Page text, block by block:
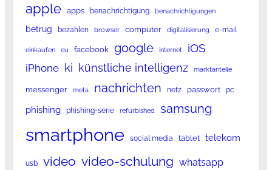
apple apps benachrichtigung benachrichtigungen
betrug bezahlen browser computer digitalisierung e-mail
einkaufen eu facebook google internet iOS
iPhone ki künstliche intelligenz marktanteile
messenger meta nachrichten netz passwort pc
phishing phishing-serie refurbished samsung
smartphone social media tablet telekom
usb video video-schulung whatsapp